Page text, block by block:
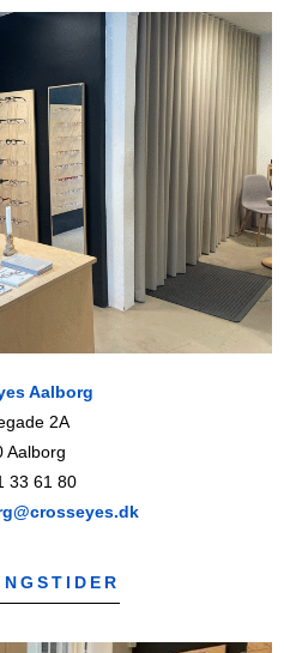
de ikke havde tid til
Hurtig, grundig og
og masser af
ude efter. Godt udvalg
af fokus på, at de
jeg tog dem med hjem."
OS HER
Aalborg
2A
Aalborg
33 61 80